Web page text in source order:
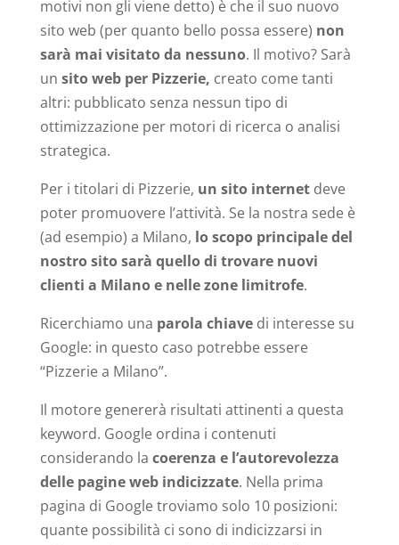
motivi non gli viene detto) è che il suo nuovo
sito web (per quanto bello possa essere) non
sarà mai visitato da nessuno. Il motivo? Sarà
un sito web per Pizzerie, creato come tanti
altri: pubblicato senza nessun tipo di
ottimizzazione per motori di ricerca o analisi
strategica.
Per i titolari di Pizzerie, un sito internetdeve
poter promuovere l’attività. Se la nostra sede è
(ad esempio) a Milano, lo scopo principale del
nostro sito sarà quello di trovare nuovi
clienti a Milano e nelle zone limitrofe.
Ricerchiamo una parola chiavedi interesse su
Google: in questo caso potrebbe essere
“Pizzerie a Milano”.
Il motore genererà risultati attinenti a questa
keyword. Google ordina i contenuti
considerando la coerenza e l’autorevolezza
delle pagine web indicizzate. Nella prima
pagina di Google troviamo solo 10 posizioni:
quante possibilità ci sono di indicizzarsi in